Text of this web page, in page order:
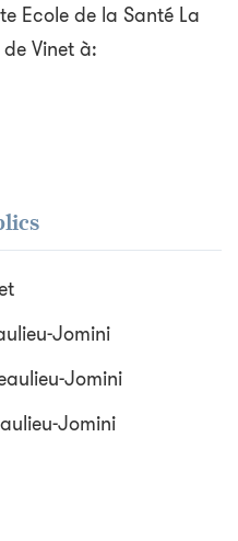
Ecole de la Santé La
Vinet à:
Jomini
Jomini
Jomini